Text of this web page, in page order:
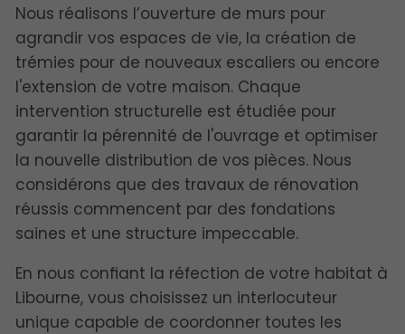
Nous réalisons l’ouverture de murs pour
agrandir vos espaces de vie, la création de
trémies pour de nouveaux escaliers ou encore
l'extension de votre maison. Chaque
intervention structurelle est étudiée pour
garantir la pérennité de l'ouvrage et optimiser
la nouvelle distribution de vos pièces. Nous
considérons que des travaux de rénovation
réussis commencent par des fondations
saines et une structure impeccable.
En nous confiant la réfection de votre habitat à
Libourne, vous choisissez un interlocuteur
unique capable de coordonner toutes les